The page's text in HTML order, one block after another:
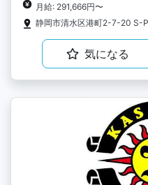
月給: 291,666円〜
静岡市清水区港町2-7-20 S-
気になる